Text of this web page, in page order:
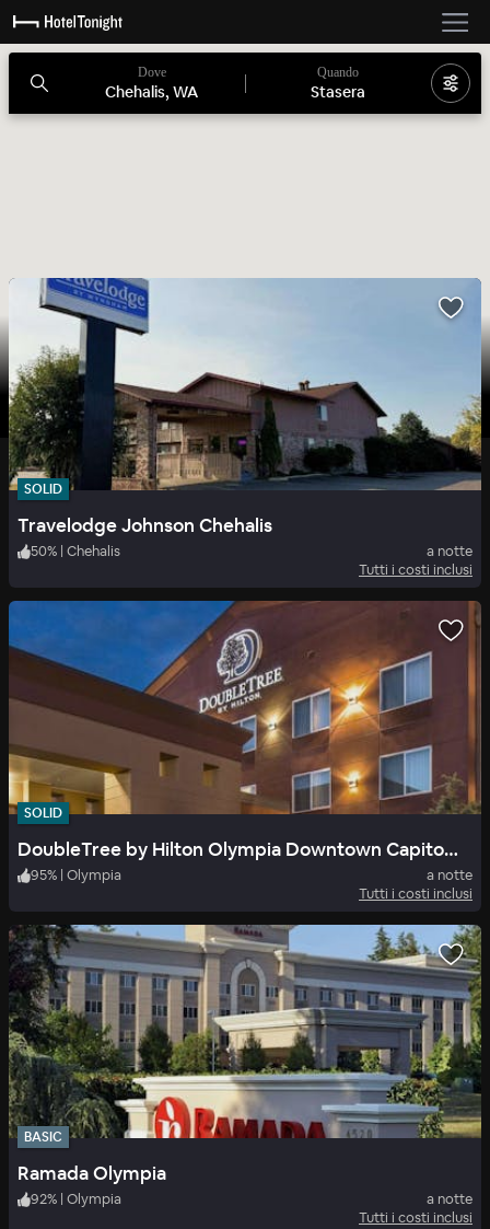
Dove
Chehalis, WA
Quando
Stasera
SOLID
Travelodge Johnson Chehalis
50% | Chehalis
a notte
Tutti i costi inclusi
SOLID
DoubleTree by Hilton Olympia Downtown Capitol District
95% | Olympia
a notte
Tutti i costi inclusi
BASIC
Ramada Olympia
92% | Olympia
a notte
Tutti i costi inclusi